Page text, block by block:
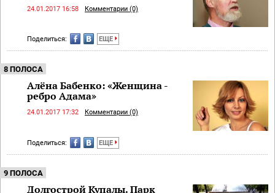
24.01.2017 16:58 Комментарии (0)
Поделиться: ЕЩЕ
8 ПОЛОСА
Алёна Бабенко: «Женщина -
ребро Адама»
24.01.2017 17:32 Комментарии (0)
Поделиться: ЕЩЕ
9 ПОЛОСА
Долгострой Купалы. Парк